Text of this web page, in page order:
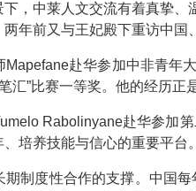
，中莱人文交流有着真挚
年前又与王妃殿下重访中
赴华参加中非青年
汇”比赛一等奖。他的经历
Rabolinyane赴华参加
培养技能与信心的重要平台
期制度性合作的支撑。中国